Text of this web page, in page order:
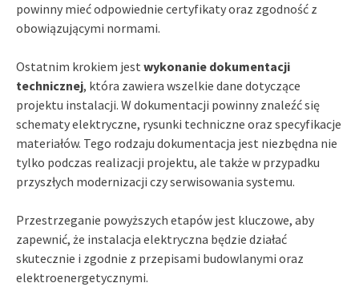
powinny mieć odpowiednie certyfikaty oraz zgodność z
obowiązującymi normami.
Ostatnim krokiem jest wykonanie dokumentacji
technicznej, która zawiera wszelkie dane dotyczące
projektu instalacji. W dokumentacji powinny znaleźć się
schematy elektryczne, rysunki techniczne oraz specyfikacje
materiałów. Tego rodzaju dokumentacja jest niezbędna nie
tylko podczas realizacji projektu, ale także w przypadku
przyszłych modernizacji czy serwisowania systemu.
Przestrzeganie powyższych etapów jest kluczowe, aby
zapewnić, że instalacja elektryczna będzie działać
skutecznie i zgodnie z przepisami budowlanymi oraz
elektroenergetycznymi.